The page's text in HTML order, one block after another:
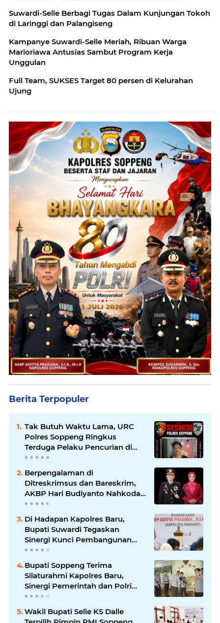
Suwardi-Selle Berbagi Tugas Dalam Kunjungan Tokoh
di Laringgi dan Palangiseng
Kampanye Suwardi-Selle Meriah, Ribuan Warga
Marioriawa Antusias Sambut Program Kerja
Unggulan
Full Team, SUKSES Target 80 persen di Kelurahan
Ujung
Berita Terpopuler
Tak Butuh Waktu Lama, URC
Polres Soppeng Ringkus
Terduga Pelaku Pencurian di
Liliriaja
Berpengalaman di
Ditreskrimsus dan Bareskrim,
AKBP Hari Budiyanto Nahkodai
Polres Soppeng
Di Hadapan Kapolres Baru,
Bupati Suwardi Tegaskan
Sinergi Kunci Pembangunan
Soppeng
Bupati Soppeng Terima
Silaturahmi Kapolres Baru,
Sinergi Pemerintah dan Polri
Diperkuat
Wakil Bupati Selle KS Dalle